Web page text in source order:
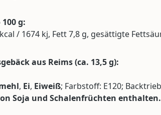
g:
/ 1674 kj, Fett 7,8 g, gesättigte
aus Reims (ca. 13,5 g):
, Ei, Eiweiß; Farbstoff: E120;
Soja und Schalenfrüchten enthalten.